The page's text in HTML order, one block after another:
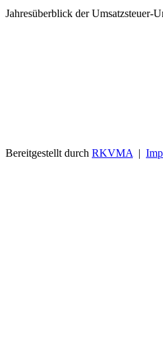
Jahresüberblick der Umsatzsteuer-
Bereitgestellt durch RKVMA|